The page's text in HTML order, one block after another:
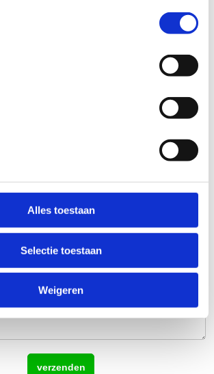
Alles toestaan
Selectie toestaan
Weigeren